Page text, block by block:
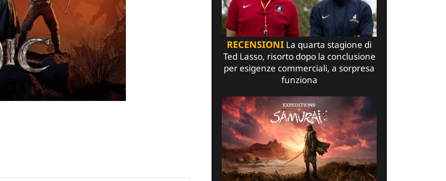
RECENSIONI La quarta stagione di
Ted Lasso, risorto dopo la conclusione
per esigenze commerciali, a sorpresa
funziona